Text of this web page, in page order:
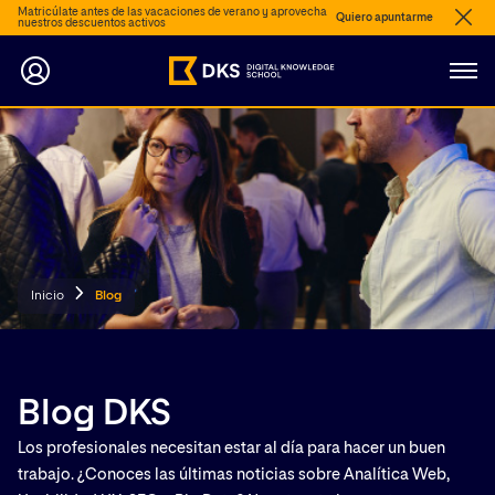
Matricúlate antes de las vacaciones de verano y aprovecha
nuestros descuentos activos
Quiero apuntarme
Inicio Blog
Blog DKS
Los profesionales necesitan estar al día para hacer un buen
trabajo. ¿Conoces las últimas noticias sobre Analítica Web,